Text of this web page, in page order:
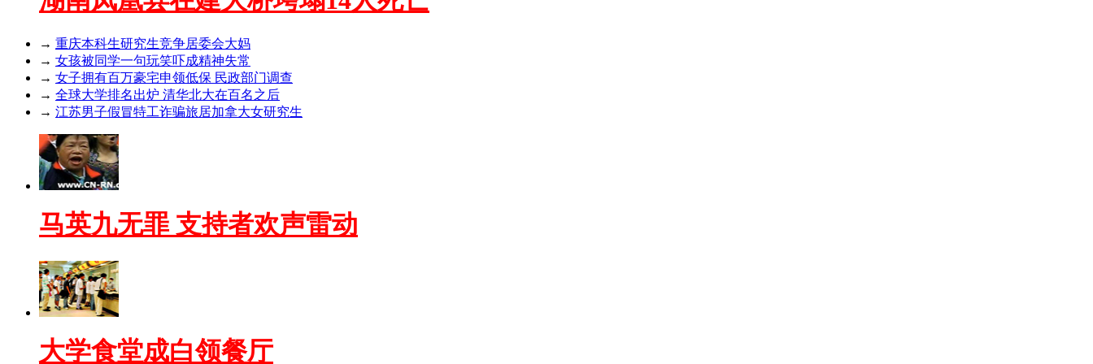
→ 重庆本科生研究生竞争居委会大妈
→ 女孩被同学一句玩笑吓成精神失常
→ 女子拥有百万豪宅申领低保 民政部门调查
→ 全球大学排名出炉 清华北大在百名之后
→ 江苏男子假冒特工诈骗旅居加拿大女研究生
马英九无罪 支持者欢声雷动
大学食堂成白领餐厅